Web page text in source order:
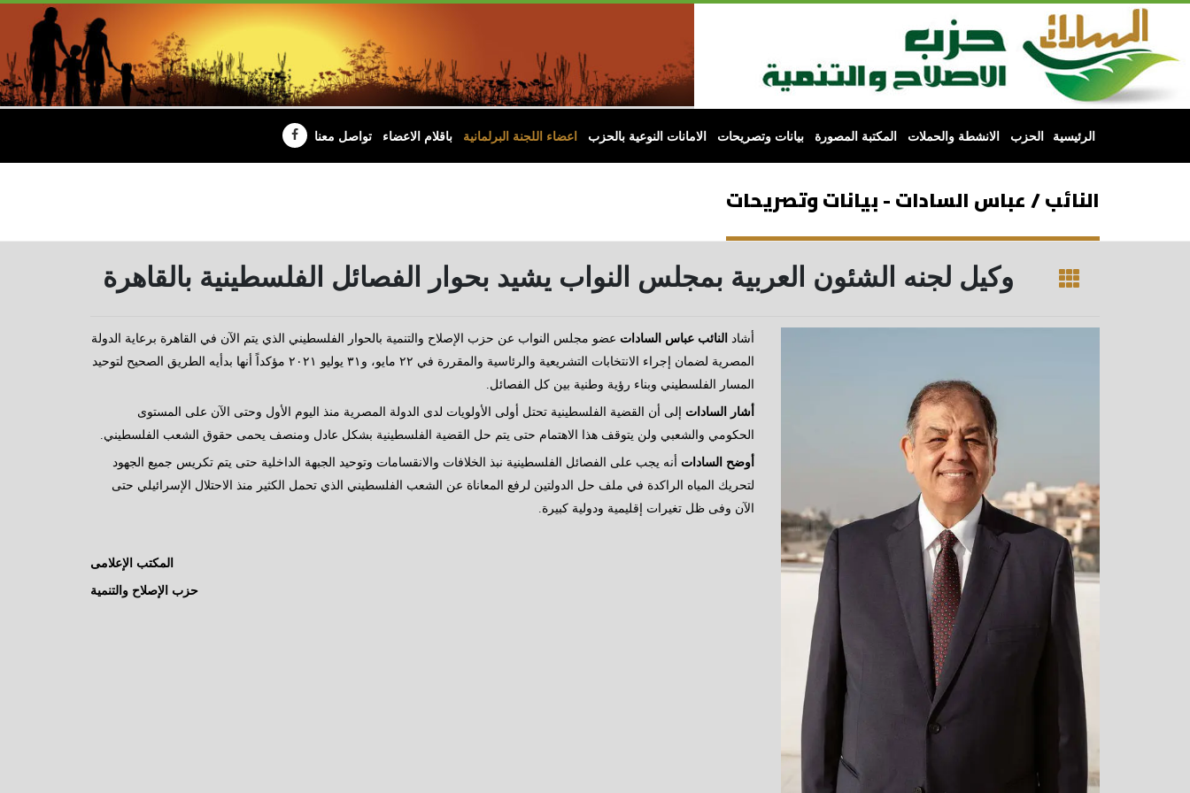
الرئيسية الحزب الانشطة والحملات المكتبة المصورة بيانات وتصريحات الامانات النوعية بالحزب اعضاء اللجنة البرلمانية باقلام الاعضاء تواصل معنا
النائب / عباس السادات - بيانات وتصريحات
وكيل لجنه الشئون العربية بمجلس النواب يشيد بحوار الفصائل الفلسطينية بالقاهرة
أشاد النائب عباس السادات عضو مجلس النواب عن حزب الإصلاح والتنمية بالحوار الفلسطيني الذي يتم الآن في القاهرة برعاية الدولة
المصرية لضمان إجراء الانتخابات التشريعية والرئاسية والمقررة في ٢٢ مايو، و٣١ يوليو ٢٠٢١ مؤكداً أنها بدأيه الطريق الصحيح لتوحيد
المسار الفلسطيني وبناء رؤية وطنية بين كل الفصائل.
أشار السادات
إلى أن القضية الفلسطينية تحتل أولى الأولويات لدى الدولة المصرية منذ اليوم الأول وحتى الآن على المستوى
الحكومي والشعبي ولن يتوقف هذا الاهتمام حتى يتم حل القضية الفلسطينية بشكل عادل ومنصف يحمى حقوق الشعب الفلسطيني.
أوضح السادات أنه يجب على الفصائل الفلسطينية نبذ الخلافات والانقسامات وتوحيد الجبهة الداخلية حتى يتم تكريس جميع الجهود
لتحريك المياه الراكدة في ملف حل الدولتين لرفع المعاناة عن الشعب الفلسطيني الذي تحمل الكثير منذ الاحتلال الإسرائيلي حتى
الآن وفى ظل تغيرات إقليمية ودولية كبيرة.
المكتب الإعلامى
حزب الإصلاح والتنمية